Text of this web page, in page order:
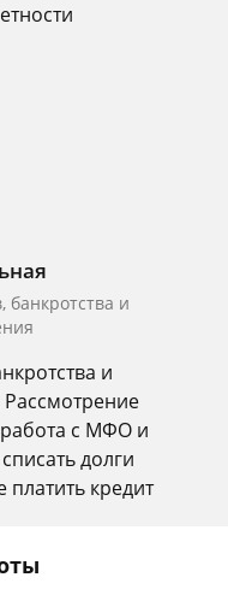
и
и
Рассмотрение
с МФО и
долги
платить кредит